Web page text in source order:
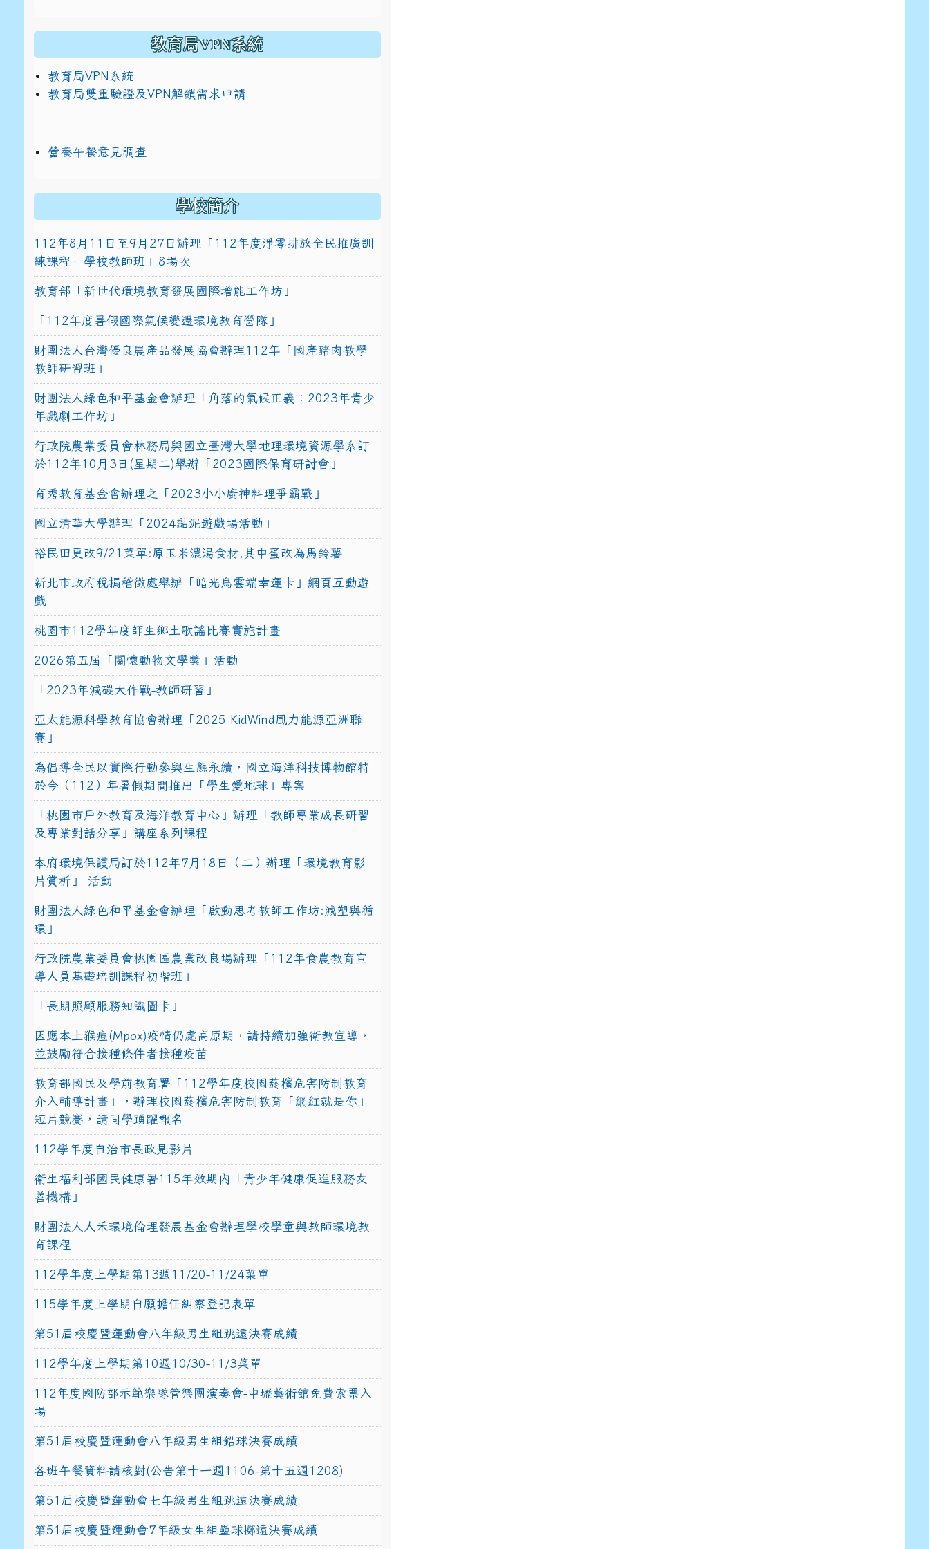
教育局VPN系統
教育局VPN系統
教育局雙重驗證及VPN解鎖需求申請
營養午餐意見調查
學校簡介
112年8月11日至9月27日辦理「112年度淨零排放全民推廣訓
練課程－學校教師班」8場次
教育部「新世代環境教育發展國際增能工作坊」
「112年度暑假國際氣候變遷環境教育營隊」
財團法人台灣優良農產品發展協會辦理112年「國產豬肉教學
教師研習班」
財團法人綠色和平基金會辦理「角落的氣候正義：2023年青少
年戲劇工作坊」
行政院農業委員會林務局與國立臺灣大學地理環境資源學系訂
於112年10月3日(星期二)舉辦「2023國際保育研討會」
育秀教育基金會辦理之「2023小小廚神料理爭霸戰」
國立清華大學辦理「2024黏泥遊戲場活動」
裕民田更改9/21菜單:原玉米濃湯食材,其中蛋改為馬鈴薯
新北市政府稅捐稽徵處舉辦「暗光鳥雲端幸運卡」網頁互動遊
戲
桃園市112學年度師生鄉土歌謠比賽實施計畫
2026第五屆「關懷動物文學獎」活動
「2023年減碳大作戰-教師研習」
亞太能源科學教育協會辦理「2025 KidWind風力能源亞洲聯
賽」
為倡導全民以實際行動參與生態永續，國立海洋科技博物館特
於今（112）年暑假期間推出「學生愛地球」專案
「桃園市戶外教育及海洋教育中心」辦理「教師專業成長研習
及專業對話分享」講座系列課程
本府環境保護局訂於112年7月18日（二）辦理「環境教育影
片賞析」 活動
財團法人綠色和平基金會辦理「啟動思考教師工作坊:減塑與循
環」
行政院農業委員會桃園區農業改良場辦理「112年食農教育宣
導人員基礎培訓課程初階班」
「長期照顧服務知識圖卡」
因應本土猴痘(Mpox)疫情仍處高原期，請持續加強衛教宣導，
並鼓勵符合接種條件者接種疫苗
教育部國民及學前教育署「112學年度校園菸檳危害防制教育
介入輔導計畫」，辦理校園菸檳危害防制教育「網紅就是你」
短片競賽，請同學踴躍報名
112學年度自治市長政見影片
衛生福利部國民健康署115年效期內「青少年健康促進服務友
善機構」
財團法人人禾環境倫理發展基金會辦理學校學童與教師環境教
育課程
112學年度上學期第13週11/20-11/24菜單
115學年度上學期自願擔任糾察登記表單
第51屆校慶暨運動會八年級男生組跳遠決賽成績
112學年度上學期第10週10/30-11/3菜單
112年度國防部示範樂隊管樂團演奏會-中壢藝術館免費索票入
場
第51屆校慶暨運動會八年級男生組鉛球決賽成績
各班午餐資料請核對(公告第十一週1106-第十五週1208)
第51屆校慶暨運動會七年級男生組跳遠決賽成績
第51屆校慶暨運動會7年級女生組壘球擲遠決賽成績